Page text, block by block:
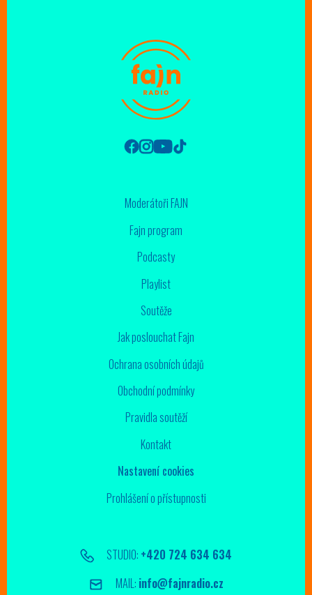
Moderátoři FAJN
Fajn program
Podcasty
Playlist
Soutěže
Jak poslouchat Fajn
Ochrana osobních údajů
Obchodní podmínky
Pravidla soutěží
Kontakt
Nastavení cookies
Prohlášení o přístupnosti
STUDIO: +420 724 634 634
MAIL: info@fajnradio.cz